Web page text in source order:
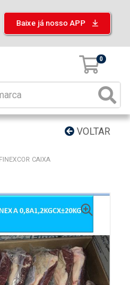
Baixe já nosso APP
0
VOLTAR
CAIXA